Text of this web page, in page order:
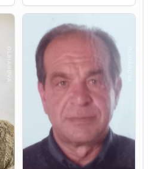
Renzo Murrai
5 agosto 2026